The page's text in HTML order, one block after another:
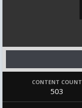
CONTENT COUNT
503